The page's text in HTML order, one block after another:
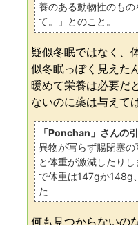
養のある動物性のも
て。」とのこと。
疑似冬眠ではなく、
似冬眠っぽく見えた
暖めて栄養は必要だ
ないのに薬は与えて
「Ponchan」さんの
異物が写らず腸閉塞
と体重が激減したり
で体重は147gか148g
た
何も見つからないの